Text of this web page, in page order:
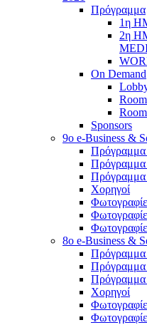
Πρόγραμμα
1η
2η
On Demand
Sponsors
9o e-Business &
Πρόγραμμα
Πρόγραμμα
Πρόγραμμα
Χορηγοί
8o e-Business &
Πρόγραμμα
Πρόγραμμα
Πρόγραμμα
Χορηγοί